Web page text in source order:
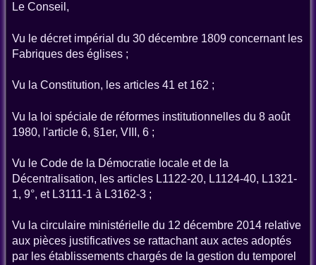
Le Conseil,
Vu le décret impérial du 30 décembre 1809 concernant les
Fabriques des églises ;
Vu la Constitution, les articles 41 et 162 ;
Vu la loi spéciale de réformes institutionnelles du 8 août
1980, l'article 6, §1er, VIII, 6 ;
Vu le Code de la Démocratie locale et de la
Décentralisation, les articles L1122-20, L1124-40, L1321-
1, 9°, et L3111-1 à L3162-3 ;
Vu la circulaire ministérielle du 12 décembre 2014 relative
aux pièces justificatives se rattachant aux actes adoptés
par les établissements chargés de la gestion du temporel